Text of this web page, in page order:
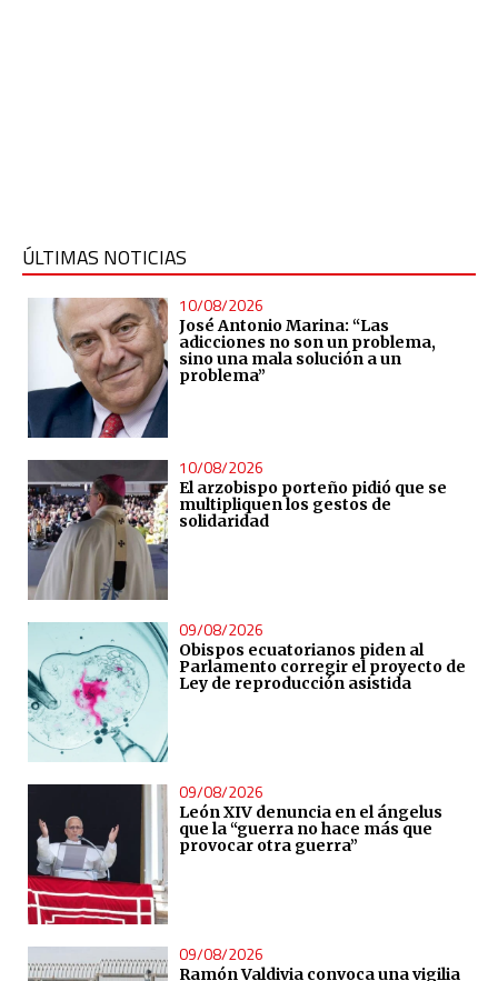
ÚLTIMAS NOTICIAS
10/08/2026
José Antonio Marina: “Las
adicciones no son un problema,
sino una mala solución a un
problema”
10/08/2026
El arzobispo porteño pidió que se
multipliquen los gestos de
solidaridad
09/08/2026
Obispos ecuatorianos piden al
Parlamento corregir el proyecto de
Ley de reproducción asistida
09/08/2026
León XIV denuncia en el ángelus
que la “guerra no hace más que
provocar otra guerra”
09/08/2026
Ramón Valdivia convoca una vigilia